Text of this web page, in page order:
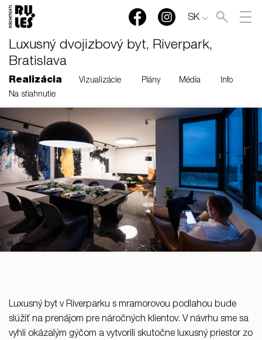
SK
Luxusný dvojizbový byt, Riverpark,
Bratislava
Realizácia Vizualizácie Plány Média
Info
Na stiahnutie
Luxusný byt v Riverparku s mramorovou podlahou bude
slúžiť na prenájom pre náročných klientov. V návrhu sme sa
vyhli okázalým gýčom a vytvorili skutočne luxusný priestor zo
Slovensko
© RULES, s.r.o.